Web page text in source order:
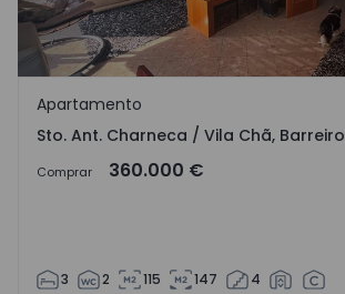
Sto. Ant. Charneca / Vila Chã, Barreiro
Apartamento
Sto. Ant. Charneca / Vila Chã, Barreiro
Comprar 360.000 €
3 2 115 147 4